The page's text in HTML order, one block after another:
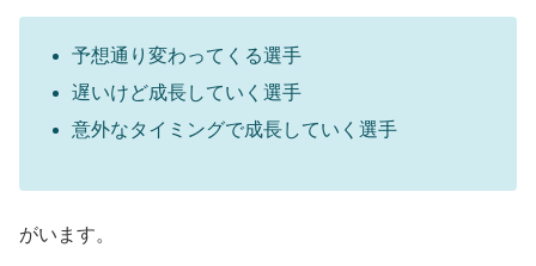
予想通り変わってくる選手
遅いけど成長していく選手
意外なタイミングで成長していく選手
がいます。